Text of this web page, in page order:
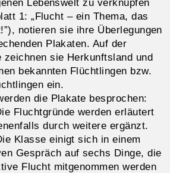
Lebenswelt zu verknüpfen
1: „Flucht – ein Thema, das
notieren sie ihre Überlegungen
Plakaten. Auf der
zeichnen sie Herkunftsland und
bekannten Flüchtlingen bzw.
ein.
die Plakate besprochen:
Fluchtgründe werden erläutert
durch weitere ergänzt.
Klasse einigt sich in einem
Gespräch auf sechs Dinge, die
Flucht mitgenommen werden